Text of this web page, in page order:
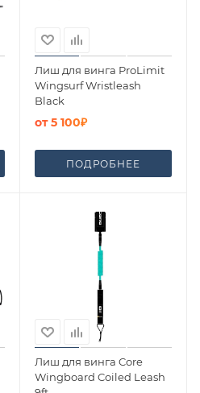
Лиш для винга ProLimit
Wingsurf Wristleash
Black
от5 100₽
ПОДРОБНЕЕ
Лиш для винга Core
Wingboard Coiled Leash